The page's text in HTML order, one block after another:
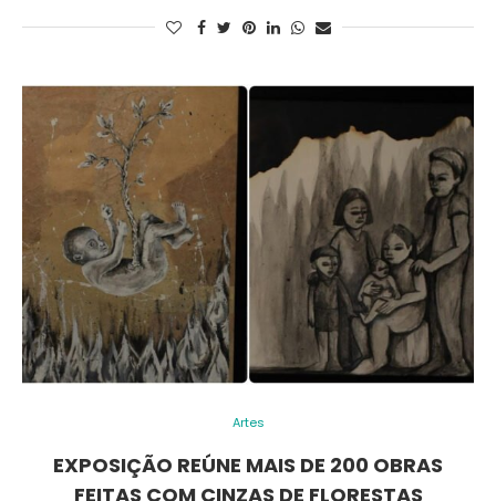
Artes
EXPOSIÇÃO REÚNE MAIS DE 200 OBRAS
FEITAS COM CINZAS DE FLORESTAS